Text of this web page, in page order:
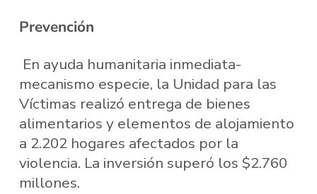
Prevención
En ayuda humanitaria inmediata-
mecanismo especie, la Unidad para las
Víctimas realizó entrega de bienes
alimentarios y elementos de alojamiento
a 2.202 hogares afectados por la
violencia. La inversión superó los $2.760
millones.